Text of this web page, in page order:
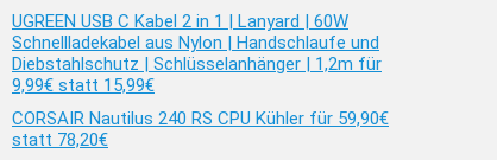
UGREEN USB C Kabel 2 in 1 | Lanyard | 60W
Schnellladekabel aus Nylon | Handschlaufe und
Diebstahlschutz | Schlüsselanhänger | 1,2m für
9,99€ statt 15,99€
CORSAIR Nautilus 240 RS CPU Kühler für 59,90€
statt 78,20€